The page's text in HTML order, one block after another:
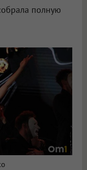
полную